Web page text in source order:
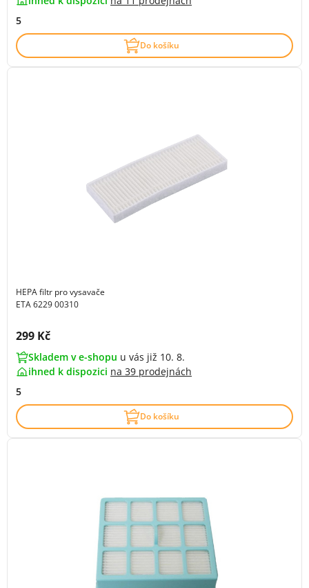
5
Do košíku
HEPA filtr pro vysavače
ETA 6229 00310
Cena s DPH:
299 Kč
Skladem v e-shopu u vás již 10. 8.
ihned k dispozici na 39 prodejnách
5
Do košíku